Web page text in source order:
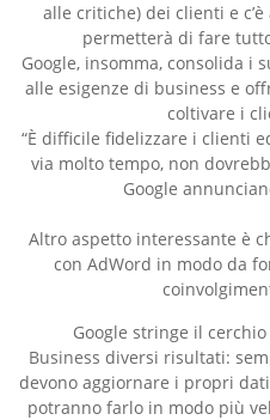
alle critiche) dei clienti e
permetterà di fare
Google, insomma, consolida i
alle esigenze di business e
coltivare i
“È difficile fidelizzare i clienti
via molto tempo, non
Google
Altro aspetto interessante è
con AdWord in modo da
Google stringe il
Business diversi risultati:
devono aggiornare i propri
potranno farlo in modo più